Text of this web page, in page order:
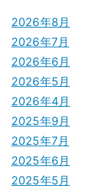
ビ
ゲ
ー
シ
ョ
ン
2026年8月
2026年7月
2026年6月
2026年5月
2026年4月
2025年9月
2025年7月
2025年6月
2025年5月